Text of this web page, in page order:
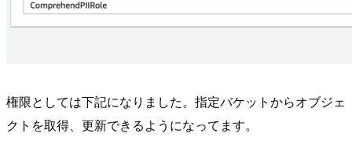
権限としては下記になりました。指定バケットからオブジェ
クトを取得、更新できるようになってます。